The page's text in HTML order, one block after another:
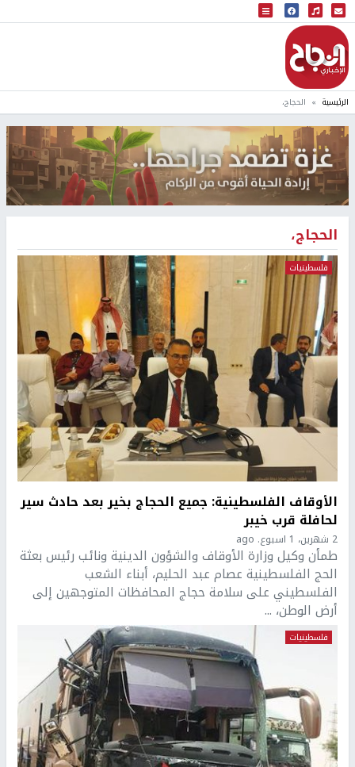
البث المباشر
إذاعة النجاح
الرئيسية الحجاج،
الحجاج،
فلسطينيات
الأوقاف الفلسطينية: جميع الحجاج بخير بعد حادث سير
لحافلة قرب خيبر
2 شهرين، 1 اسبوع. ago
طمأن وكيل وزارة الأوقاف والشؤون الدينية ونائب رئيس بعثة
الحج الفلسطينية عصام عبد الحليم، أبناء الشعب
الفلسطيني على سلامة حجاج المحافظات المتوجهين إلى
أرض الوطن، ...
فلسطينيات